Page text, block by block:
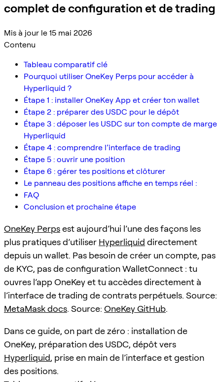
complet de configuration et de trading
Mis à jour le 15 mai 2026
Contenu
Tableau comparatif clé
Pourquoi utiliser OneKey Perps pour accéder à
Hyperliquid ?
Étape 1 : installer OneKey App et créer ton wallet
Étape 2 : préparer des USDC pour le dépôt
Étape 3 : déposer les USDC sur ton compte de marge
Hyperliquid
Étape 4 : comprendre l’interface de trading
Étape 5 : ouvrir une position
Étape 6 : gérer tes positions et clôturer
Le panneau des positions affiche en temps réel :
FAQ
Conclusion et prochaine étape
OneKey Perpsest aujourd’hui l’une des façons les
plus pratiques d’utiliser Hyperliquid directement
depuis un wallet. Pas besoin de créer un compte, pas
de KYC, pas de configuration WalletConnect : tu
ouvres l’app OneKey et tu accèdes directement à
l’interface de trading de contrats perpétuels. Source:
MetaMask docs. Source: OneKey GitHub.
Dans ce guide, on part de zéro : installation de
OneKey, préparation des USDC, dépôt vers
Hyperliquid, prise en main de l’interface et gestion
des positions.